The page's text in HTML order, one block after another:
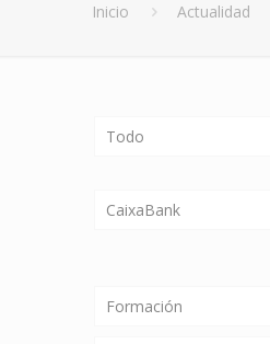
Inicio Actualidad
Todo
CaixaBank
Formación